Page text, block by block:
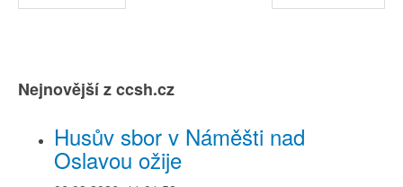
Nejnovější z ccsh.cz
Husův sbor v Náměšti nad
Oslavou ožije